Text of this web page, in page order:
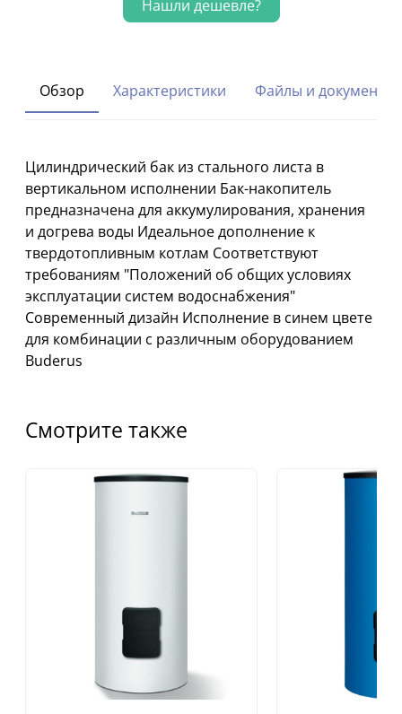
Обзор Характеристики Файлы и документы
Цилиндрический бак из стального листа в
вертикальном исполнении Бак-накопитель
предназначена для аккумулирования, хранения
и догрева воды Идеальное дополнение к
твердотопливным котлам Соответствуют
требованиям "Положений об общих условиях
эксплуатации систем водоснабжения"
Современный дизайн Исполнение в синем цвете
для комбинации с различным оборудованием
Buderus
Смотрите также